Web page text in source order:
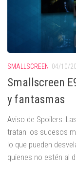
SMALLSCREEN 04/10/
Smallscreen
y fantasmas
Aviso de Spoilers:
tratan los sucesos
lo que pueden
quienes no estén al